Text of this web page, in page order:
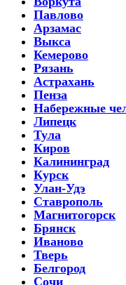
Павлово
Арзамас
Выкса
Кемерово
Рязань
Астрахань
Пенза
Набережные
Липецк
Тула
Киров
Калининград
Курск
Улан-Удэ
Ставрополь
Магнитогорск
Брянск
Иваново
Тверь
Белгород
Сочи